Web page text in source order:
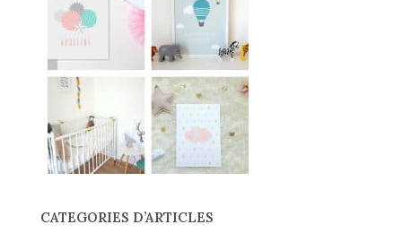
CATEGORIES D’ARTICLES